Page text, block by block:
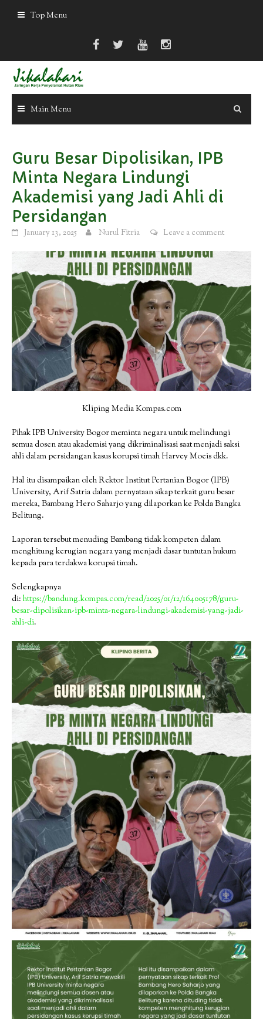
Top Menu
Main Menu
Guru Besar Dipolisikan, IPB
Minta Negara Lindungi
Akademisi yang Jadi Ahli di
Persidangan
January 13, 2025 Nurul Fitria Leave a comment
Kliping Media Kompas.com
Pihak IPB University Bogor meminta negara untuk melindungi
semua dosen atau akademisi yang dikriminalisasi saat menjadi saksi
ahli dalam persidangan kasus korupsi timah Harvey Moeis dkk.
Hal itu disampaikan oleh Rektor Institut Pertanian Bogor (IPB)
University, Arif Satria dalam pernyataan sikap terkait guru besar
mereka, Bambang Hero Saharjo yang dilaporkan ke Polda Bangka
Belitung.
Laporan tersebut menuding Bambang tidak kompeten dalam
menghitung kerugian negara yang menjadi dasar tuntutan hukum
kepada para terdakwa korupsi timah.
Selengkapnya
di: https://bandung.kompas.com/read/2025/01/12/164005178/guru-
besar-dipolisikan-ipb-minta-negara-lindungi-akademisi-yang-jadi-
ahli-di.